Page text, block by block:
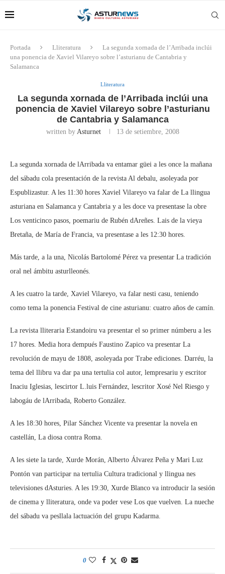
Portada Lliteratura
La segunda xornada de l’Arribada inclúi
una ponencia de Xaviel Vilareyo sobre l’asturianu de Cantabria y
Salamanca
Lliteratura
La segunda xornada de l’Arribada inclúi una
ponencia de Xaviel Vilareyo sobre l’asturianu
de Cantabria y Salamanca
written by Asturnet 13 de setiembre, 2008
La segunda xornada de lArribada va entamar güei a les once la mañana
del sábadu cola presentación de la revista Al debalu, asoleyada por
Espublizastur. A les 11:30 hores Xaviel Vilareyo va falar de La llingua
asturiana en Salamanca y Cantabria y a les doce va presentase la obre
Los venticinco pasos, poemariu de Rubén dAreñes. Lais de la vieya
Bretaña, de María de Francia, va presentase a les 12:30 hores.
Más tarde, a la una, Nicolás Bartolomé Pérez va presentar La tradición
oral nel ámbitu asturlleonés.
A les cuatro la tarde, Xaviel Vilareyo, va falar nesti casu, teniendo
como tema la ponencia Festival de cine asturianu: cuatro años de camín.
La revista lliteraria Estandoiru va presentar el so primer númberu a les
17 hores. Media hora dempués Faustino Zapico va presentar La
revolución de mayu de 1808, asoleyada por Trabe ediciones. Darréu, la
tema del llibru va dar pa una tertulia col autor, lempresariu y escritor
Inaciu Iglesias, lescirtor L.luis Fernández, lescritor Xosé Nel Riesgo y
labogáu de lArribada, Roberto González.
A les 18:30 hores, Pilar Sánchez Vicente va presentar la novela en
castellán, La diosa contra Roma.
A les siete la tarde, Xurde Morán, Alberto Álvarez Peña y Mari Luz
Pontón van participar na tertulia Cultura tradicional y llingua nes
televisiones dAsturies. A les 19:30, Xurde Blanco va introducir la sesión
de cinema y lliteratura, onde va poder vese Los que vuelven. La nueche
del sábadu va pesllala lactuación del grupu Kadarma.
0